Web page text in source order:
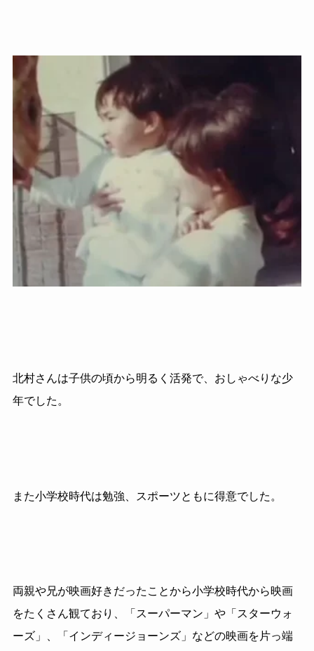
北村さんは子供の頃から明るく活発で、おしゃべりな少
年でした。
また小学校時代は勉強、スポーツともに得意でした。
両親や兄が映画好きだったことから小学校時代から映画
をたくさん観ており、「スーパーマン」や「スターウォ
ーズ」、「インディージョーンズ」などの映画を片っ端